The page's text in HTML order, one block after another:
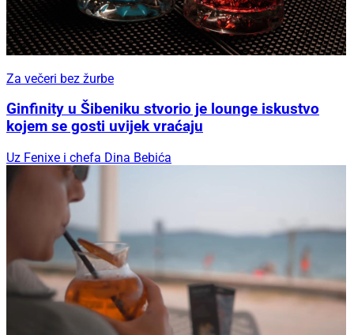
Za večeri bez žurbe
Ginfinity u Šibeniku stvorio je lounge iskustvo
kojem se gosti uvijek vraćaju
Uz Fenixe i chefa Dina Bebića